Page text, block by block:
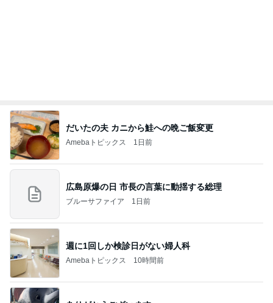
だいたの夫 カニから鮭への晩ご飯変更
Amebaトピックス 1日前
広島原爆の日 市長の言葉に動揺する総理
ブルーサファイア 1日前
週に1回しか検診日がない婦人科
Amebaトピックス 10時間前